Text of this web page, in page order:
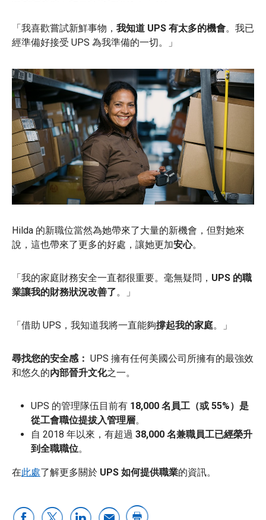
「我喜歡嘗試新鮮事物， 我知道 UPS 有太多的機會。我已
經準備好接受 UPS 為我準備的一切。」
Hilda 的新職位當然為她帶來了大量的新機會，但對她來
說，這也帶來了更多的好處，讓她更加安心。
「我的家庭財務安全一直都很重要。毫無疑問， UPS 的職
業讓我的財務狀況改善了。」
「借助 UPS，我知道我將一直能夠撐起我的家庭。」
尋找您的安全感： UPS 擁有任何美國公司所擁有的最強效
和悠久的內部晉升文化之一。
UPS 的管理隊伍目前有 18,000 名員工（或 55%）是
從工會職位提拔入管理層。
自 2018 年以來，有超過 38,000 名兼職員工已經榮升
到全職職位。
在此處了解更多關於 UPS 如何提供職業的資訊。